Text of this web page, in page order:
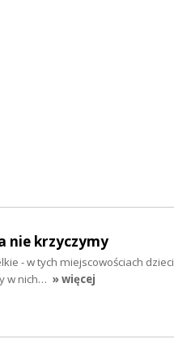
nie krzyczymy
- w tych miejscowościach
w nich… » więcej